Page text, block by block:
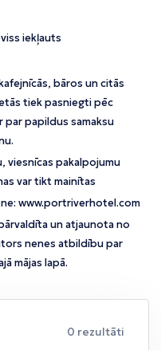
iekļauts
bāros un citās
tiek pasniegti pēc
par papildus samaksu
viesnīcas pakalpojumu
var tikt mainītas
www.portriverhotel.com
un atjaunota no
nenes atbildību par
mājas lapā.
0 rezultāti